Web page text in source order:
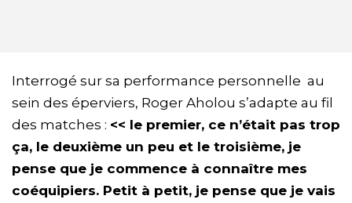
Interrogé sur sa performance personnelle au
sein des éperviers, Roger Aholou s’adapte au fil
des matches : << le premier, ce n’était pas trop
ça, le deuxième un peu et le troisième, je
pense que je commence à connaître mes
coéquipiers. Petit à petit, je pense que je vais